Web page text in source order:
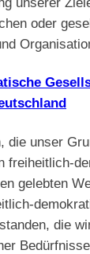
oder
die unser
freiheitlich-
gelebten
die